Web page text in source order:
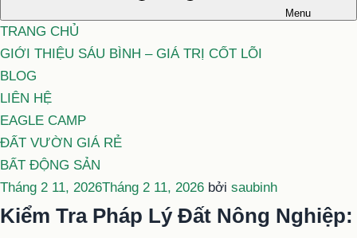
Menu
TRANG CHỦ
GIỚI THIỆU SÁU BÌNH – GIÁ TRỊ CỐT LÕI
BLOG
LIÊN HỆ
EAGLE CAMP
ĐẤT VƯỜN GIÁ RẺ
BẤT ĐỘNG SẢN
Đăng
trong
Tháng 2 11, 2026Tháng 2 11, 2026 bởi saubinh
Kiểm Tra Pháp Lý Đất Nông Nghiệp: